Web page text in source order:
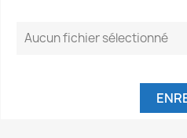
Aucun fichier sélectionné